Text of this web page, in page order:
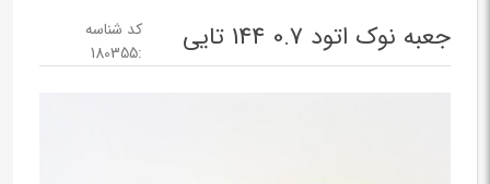
جعبه نوک اتود 0.7 144 تایی
کد شناسه
:
180355